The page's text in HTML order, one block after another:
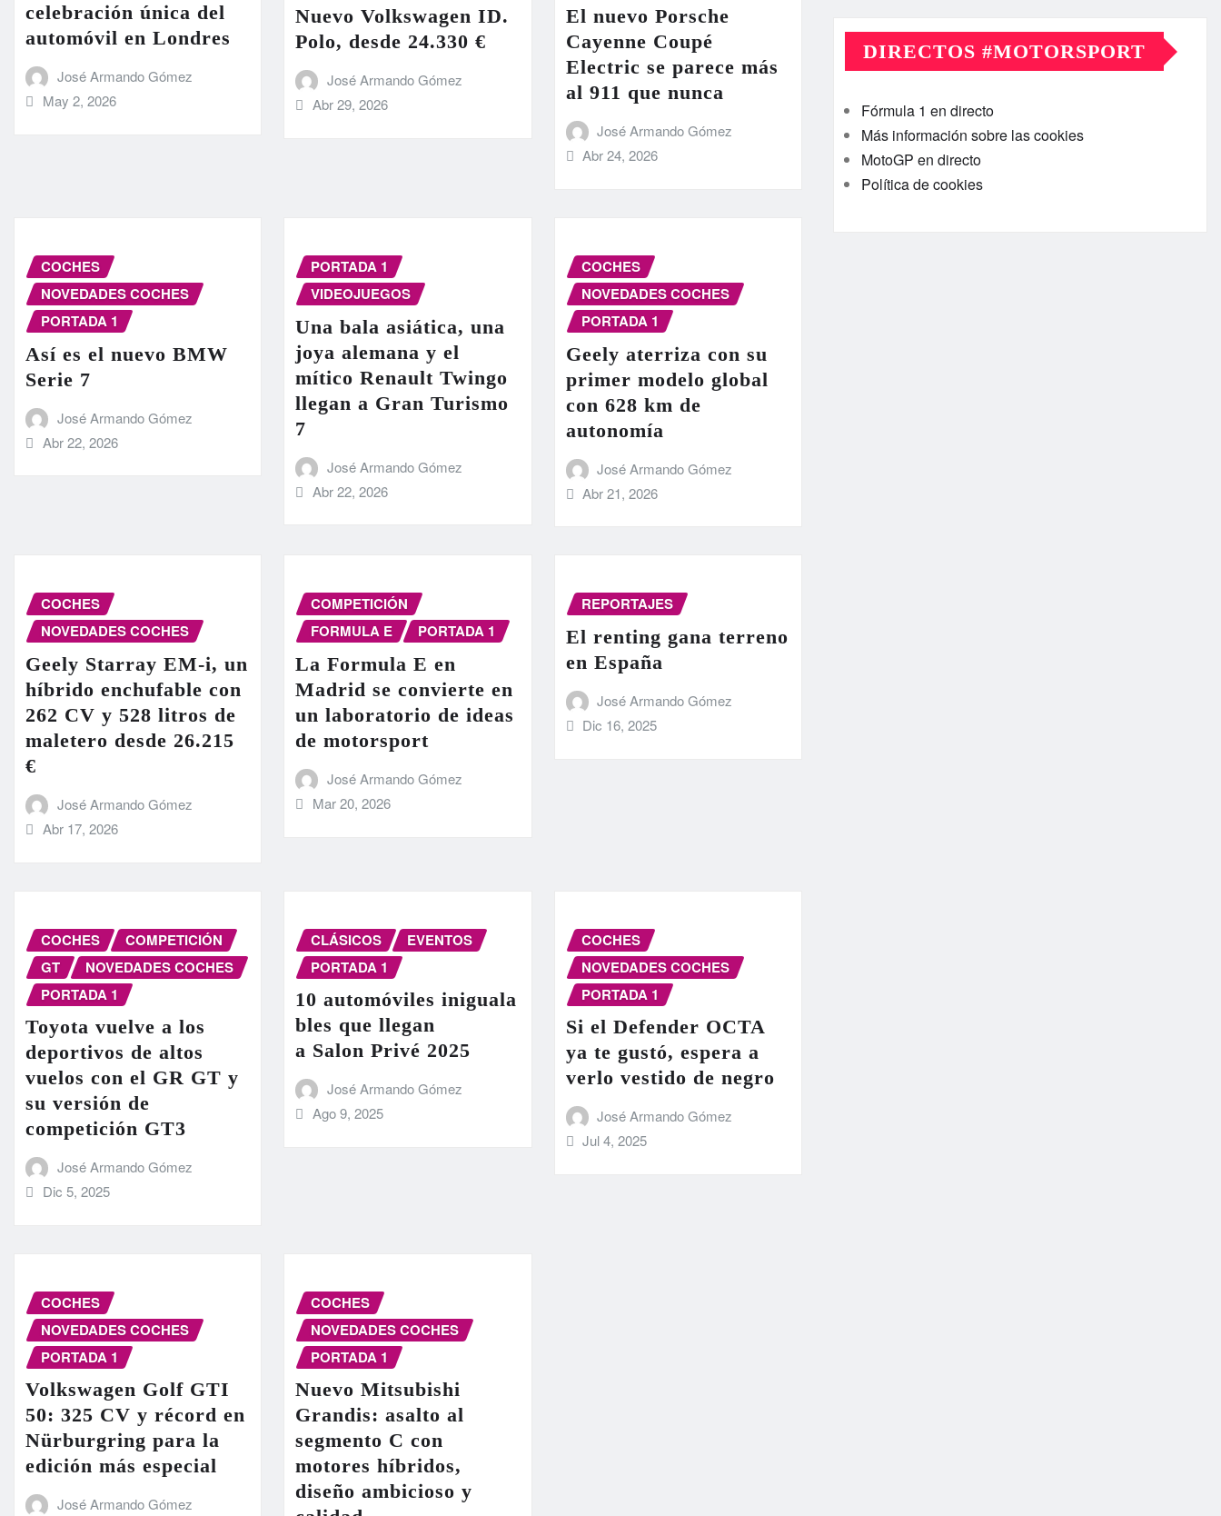
celebración única del
automóvil en Londres
José Armando Gómez
May 2, 2026
Nuevo Volkswagen ID.
Polo, desde 24.330 €
José Armando Gómez
Abr 29, 2026
El nuevo Porsche
Cayenne Coupé
Electric se parece más
al 911 que nunca
José Armando Gómez
Abr 24, 2026
COCHES
NOVEDADES COCHES
PORTADA 1
Así es el nuevo BMW
Serie 7
José Armando Gómez
Abr 22, 2026
PORTADA 1
VIDEOJUEGOS
Una bala asiática, una
joya alemana y el
mítico Renault Twingo
llegan a Gran Turismo
7
José Armando Gómez
Abr 22, 2026
COCHES
NOVEDADES COCHES
PORTADA 1
Geely aterriza con su
primer modelo global
con 628 km de
autonomía
José Armando Gómez
Abr 21, 2026
COCHES
NOVEDADES COCHES
Geely Starray EM-i, un
híbrido enchufable con
262 CV y 528 litros de
maletero desde 26.215
€
José Armando Gómez
Abr 17, 2026
COMPETICIÓN
FORMULA E
PORTADA 1
La Formula E en
Madrid se convierte en
un laboratorio de ideas
de motorsport
José Armando Gómez
Mar 20, 2026
REPORTAJES
El renting gana terreno
en España
José Armando Gómez
Dic 16, 2025
COCHES
COMPETICIÓN
GT
NOVEDADES COCHES
PORTADA 1
Toyota vuelve a los
deportivos de altos
vuelos con el GR GT y
su versión de
competición GT3
José Armando Gómez
Dic 5, 2025
CLÁSICOS
EVENTOS
PORTADA 1
10 automóviles iniguala
bles que llegan
a Salon Privé 2025
José Armando Gómez
Ago 9, 2025
COCHES
NOVEDADES COCHES
PORTADA 1
Si el Defender OCTA
ya te gustó, espera a
verlo vestido de negro
José Armando Gómez
Jul 4, 2025
COCHES
NOVEDADES COCHES
PORTADA 1
Volkswagen Golf GTI
50: 325 CV y récord en
Nürburgring para la
edición más especial
José Armando Gómez
COCHES
NOVEDADES COCHES
PORTADA 1
Nuevo Mitsubishi
Grandis: asalto al
segmento C con
motores híbridos,
diseño ambicioso y
DIRECTOS #MOTORSPORT
Fórmula 1 en directo
Más información sobre las cookies
MotoGP en directo
Política de cookies